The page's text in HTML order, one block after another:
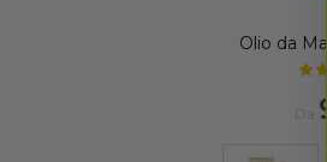
Olio da
Da